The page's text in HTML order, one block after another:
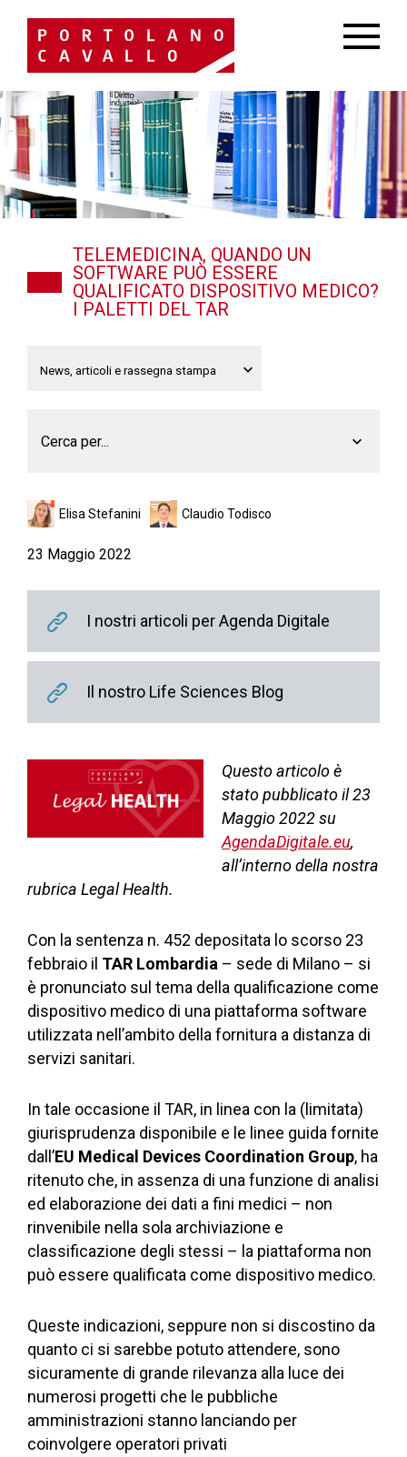
TELEMEDICINA, QUANDO UN
SOFTWARE PUÒ ESSERE
QUALIFICATO DISPOSITIVO MEDICO?
I PALETTI DEL TAR
Cerca per...
Elisa Stefanini Claudio Todisco
23 Maggio 2022
I nostri articoli per Agenda Digitale
Il nostro Life Sciences Blog
Questo articolo è
stato pubblicato il 23
Maggio 2022 su
AgendaDigitale.eu,
all’interno della nostra
rubrica Legal Health.
Con la sentenza n. 452 depositata lo scorso 23
febbraio il TAR Lombardia – sede di Milano – si
è pronunciato sul tema della qualificazione come
dispositivo medico di una piattaforma software
utilizzata nell’ambito della fornitura a distanza di
servizi sanitari.
In tale occasione il TAR, in linea con la (limitata)
giurisprudenza disponibile e le linee guida fornite
dall’EU Medical Devices Coordination Group, ha
ritenuto che, in assenza di una funzione di analisi
ed elaborazione dei dati a fini medici – non
rinvenibile nella sola archiviazione e
classificazione degli stessi – la piattaforma non
può essere qualificata come dispositivo medico.
Queste indicazioni, seppure non si discostino da
quanto ci si sarebbe potuto attendere, sono
sicuramente di grande rilevanza alla luce dei
numerosi progetti che le pubbliche
amministrazioni stanno lanciando per
coinvolgere operatori privati